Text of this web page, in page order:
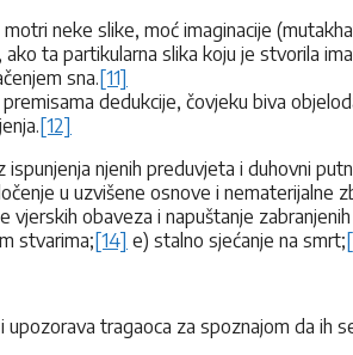
neke slike, moć imaginacije
ta partikularna slika koju je stvorila
sna.[11]
dedukcije, čovjeku biva
[12]
njenih preduvjeta i duhovni
u uzvišene osnove i nematerijalne
obaveza i napuštanje
stvarima;[14] e) stalno sjećanje na smrt;
tragaoca za spoznajom da ih